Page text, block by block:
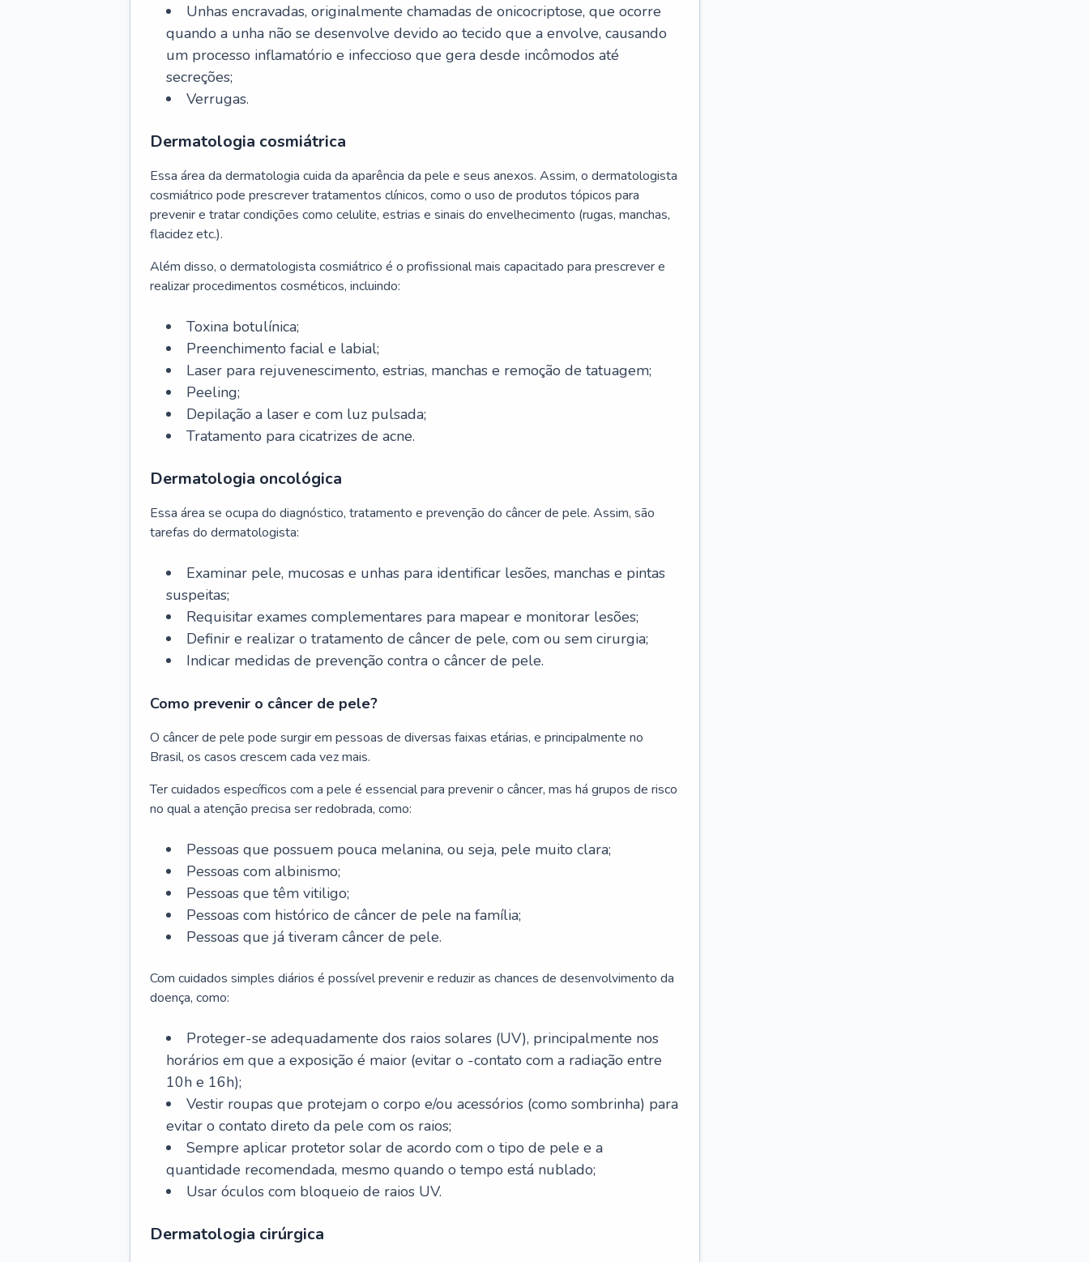
Unhas encravadas, originalmente chamadas de onicocriptose, que ocorre
quando a unha não se desenvolve devido ao tecido que a envolve, causando
um processo inflamatório e infeccioso que gera desde incômodos até
secreções;
Verrugas.
Dermatologia cosmiátrica
Essa área da dermatologia cuida da aparência da pele e seus anexos. Assim, o dermatologista
cosmiátrico pode prescrever tratamentos clínicos, como o uso de produtos tópicos para
prevenir e tratar condições como celulite, estrias e sinais do envelhecimento (rugas, manchas,
flacidez etc.).
Além disso, o dermatologista cosmiátrico é o profissional mais capacitado para prescrever e
realizar procedimentos cosméticos, incluindo:
Toxina botulínica;
Preenchimento facial e labial;
Laser para rejuvenescimento, estrias, manchas e remoção de tatuagem;
Peeling;
Depilação a laser e com luz pulsada;
Tratamento para cicatrizes de acne.
Dermatologia oncológica
Essa área se ocupa do diagnóstico, tratamento e prevenção do câncer de pele. Assim, são
tarefas do dermatologista:
Examinar pele, mucosas e unhas para identificar lesões, manchas e pintas
suspeitas;
Requisitar exames complementares para mapear e monitorar lesões;
Definir e realizar o tratamento de câncer de pele, com ou sem cirurgia;
Indicar medidas de prevenção contra o câncer de pele.
Como prevenir o câncer de pele?
O câncer de pele pode surgir em pessoas de diversas faixas etárias, e principalmente no
Brasil, os casos crescem cada vez mais.
Ter cuidados específicos com a pele é essencial para prevenir o câncer, mas há grupos de risco
no qual a atenção precisa ser redobrada, como:
Pessoas que possuem pouca melanina, ou seja, pele muito clara;
Pessoas com albinismo;
Pessoas que têm vitiligo;
Pessoas com histórico de câncer de pele na família;
Pessoas que já tiveram câncer de pele.
Com cuidados simples diários é possível prevenir e reduzir as chances de desenvolvimento da
doença, como:
Proteger-se adequadamente dos raios solares (UV), principalmente nos
horários em que a exposição é maior (evitar o -contato com a radiação entre
10h e 16h);
Vestir roupas que protejam o corpo e/ou acessórios (como sombrinha) para
evitar o contato direto da pele com os raios;
Sempre aplicar protetor solar de acordo com o tipo de pele e a
quantidade recomendada, mesmo quando o tempo está nublado;
Usar óculos com bloqueio de raios UV.
Dermatologia cirúrgica